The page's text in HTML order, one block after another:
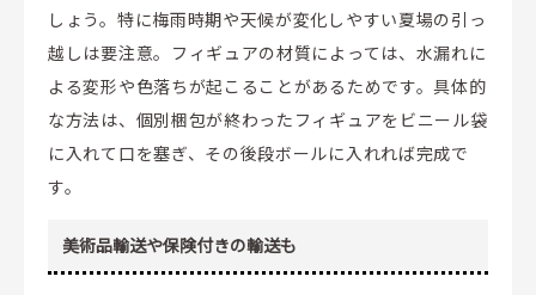
しょう。特に梅雨時期や天候が変化しやすい夏場の引っ
越しは要注意。フィギュアの材質によっては、水漏れに
よる変形や色落ちが起こることがあるためです。具体的
な方法は、個別梱包が終わったフィギュアをビニール袋
に入れて口を塞ぎ、その後段ボールに入れれば完成で
す。
美術品輸送や保険付きの輸送も